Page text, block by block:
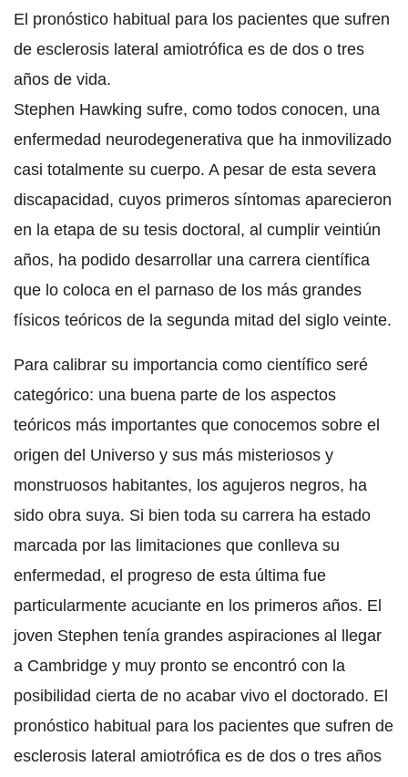
El pronóstico habitual para los pacientes que sufren
de esclerosis lateral amiotrófica es de dos o tres
años de vida.
Stephen Hawking sufre, como todos conocen, una
enfermedad neurodegenerativa que ha inmovilizado
casi totalmente su cuerpo. A pesar de esta severa
discapacidad, cuyos primeros síntomas aparecieron
en la etapa de su tesis doctoral, al cumplir veintiún
años, ha podido desarrollar una carrera científica
que lo coloca en el parnaso de los más grandes
físicos teóricos de la segunda mitad del siglo veinte.
Para calibrar su importancia como científico seré
categórico: una buena parte de los aspectos
teóricos más importantes que conocemos sobre el
origen del Universo y sus más misteriosos y
monstruosos habitantes, los agujeros negros, ha
sido obra suya. Si bien toda su carrera ha estado
marcada por las limitaciones que conlleva su
enfermedad, el progreso de esta última fue
particularmente acuciante en los primeros años. El
joven Stephen tenía grandes aspiraciones al llegar
a Cambridge y muy pronto se encontró con la
posibilidad cierta de no acabar vivo el doctorado. El
pronóstico habitual para los pacientes que sufren de
esclerosis lateral amiotrófica es de dos o tres años